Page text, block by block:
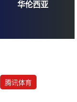
02:00
华伦
腾讯体育